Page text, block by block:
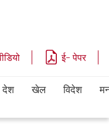
ई- पेपर
देश खेल विदेश